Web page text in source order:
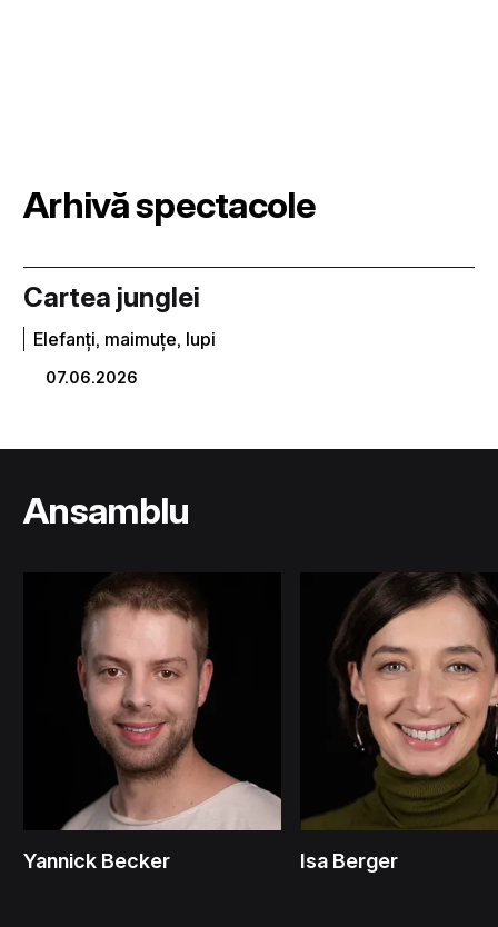
Arhivă spectacole
Cartea junglei
Elefanți, maimuțe, lupi
07.06.2026
Ansamblu
Yannick Becker Isa Berger